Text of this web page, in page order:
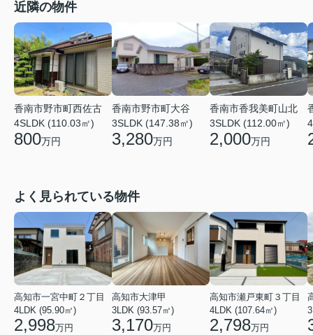
近隣の物件
香南市野市町西佐古
4SLDK (110.03㎡)
800万円
香南市野市町大谷
3SLDK (147.38㎡)
3,280万円
香南市香我美町山北
3SLDK (112.00㎡)
2,000万円
よく見られている物件
高知市一宮中町２丁目
4LDK (95.90㎡)
2,998万円
高知市大津甲
3LDK (93.57㎡)
3,170万円
高知市瀬戸東町３丁目
4LDK (107.64㎡)
2,798万円